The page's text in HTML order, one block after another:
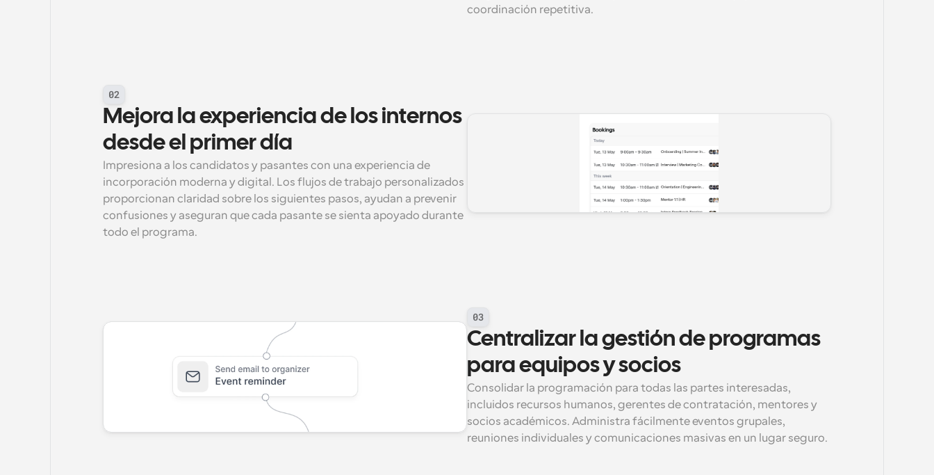
coordinación repetitiva.
02
Mejora la experiencia de los internos
desde el primer día
Impresiona a los candidatos y pasantes con una experiencia de
incorporación moderna y digital. Los flujos de trabajo personalizados
proporcionan claridad sobre los siguientes pasos, ayudan a prevenir
confusiones y aseguran que cada pasante se sienta apoyado durante
todo el programa.
03
Centralizar la gestión de programas
para equipos y socios
Consolidar la programación para todas las partes interesadas,
incluidos recursos humanos, gerentes de contratación, mentores y
socios académicos. Administra fácilmente eventos grupales,
reuniones individuales y comunicaciones masivas en un lugar seguro.